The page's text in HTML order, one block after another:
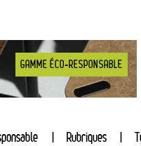
GAMME ÉCO-RESPONSABLE
Rubriques